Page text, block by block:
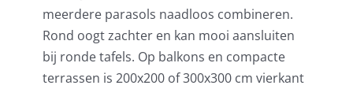
meerdere parasols naadloos combineren.
Rond oogt zachter en kan mooi aansluiten
bij ronde tafels. Op balkons en compacte
terrassen is 200x200 of 300x300 cm vierkant